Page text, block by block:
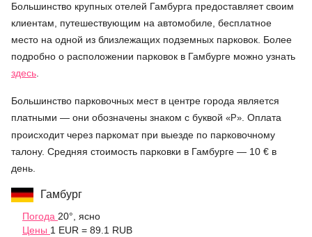
Большинство крупных отелей Гамбурга предоставляет своим
клиентам, путешествующим на автомобиле, бесплатное
место на одной из близлежащих подземных парковок. Более
подробно о расположении парковок в Гамбурге можно узнать
здесь
Большинство парковочных мест в центре города является
платными — они обозначены знаком с буквой «P» . Оплата
происходит через паркомат при выезде по парковочному
талону. Средняя стоимость парковки в Гамбурге — 10 € в
день.
Гамбург
Погода 20°, ясно
Цены 1 EUR = 89.1 RUB